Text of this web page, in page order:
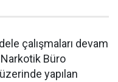
çalışmaları devam
Büro
yapılan